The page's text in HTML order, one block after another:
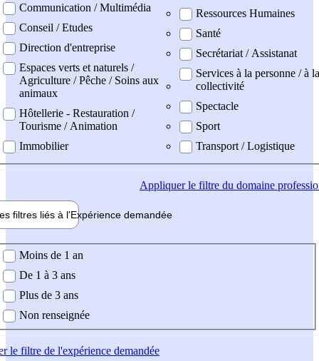
Communication / Multimédia
Conseil / Etudes
Direction d'entreprise
Espaces verts et naturels /
Agriculture / Pêche / Soins aux
animaux
Hôtellerie - Restauration /
Tourisme / Animation
Immobilier
Ressources Humaines
Santé
Secrétariat / Assistanat
Services à la personne / à la
collectivité
Spectacle
Sport
Transport / Logistique
Appliquerle filtre du domaine
filtres liés à l'Expérience demandée
demandée
Moins de 1 an
De 1 à 3 ans
Plus de 3 ans
Non renseignée
le filtre de l'expérience demandée